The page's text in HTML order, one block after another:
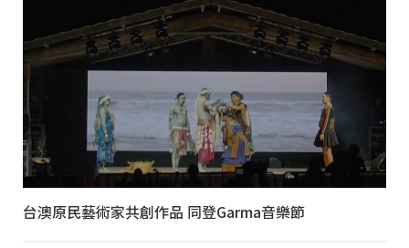
台澳原民藝術家共創作品 同登Garma音樂節